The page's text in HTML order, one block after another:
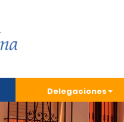
Delegaciones